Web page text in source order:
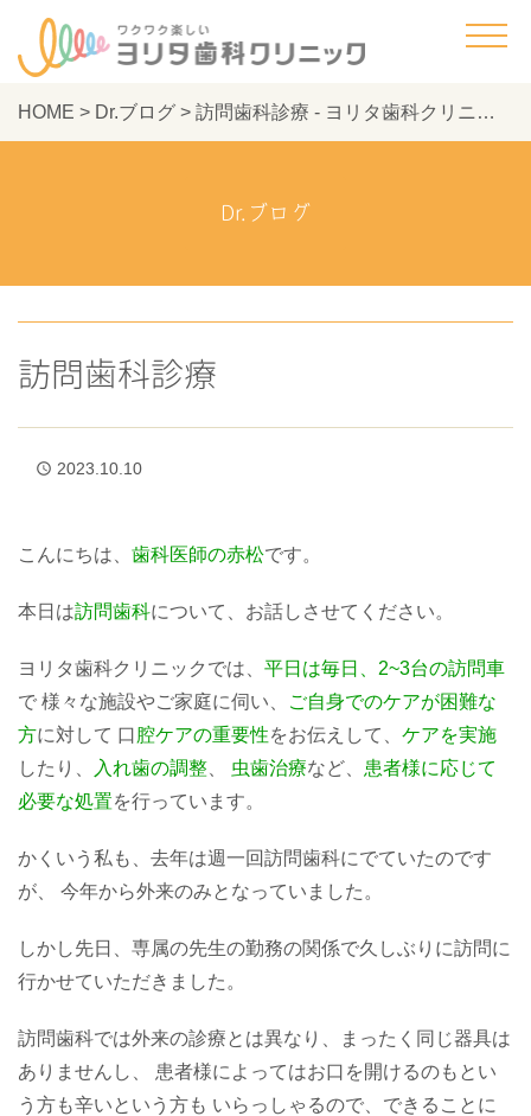
HOME > Dr.ブログ > 訪問歯科診療 - ヨリタ歯科クリニック
Dr.ブログ
訪問歯科診療
access_time 2023.10.10
こんにちは、 歯科医師の赤松です。
本日は訪問歯科について、お話しさせてください。
ヨリタ歯科クリニックでは、 平日は毎日、2~3台の訪問車
で 様々な施設やご家庭に伺い、
ご自身でのケアが困難な
方に対して 口腔ケアの重要性をお伝えして、 ケアを実施
したり、
入れ歯の調整 虫歯治療など、 患者様に応じて
必要な処置を行っています。
かくいう私も、去年は週一回訪問歯科にでていたのです
が、 今年から外来のみとなっていました。
しかし先日、専属の先生の勤務の関係で久しぶりに訪問に
行かせていただきました。
訪問歯科では外来の診療とは異なり、まったく同じ器具は
ありませんし、 患者様によってはお口を開けるのもとい
う方も辛いという方も いらっしゃるので、できることに